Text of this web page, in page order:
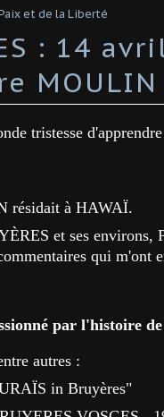
et de la Liberté
: 14
MOULIN
tristesse
résidait à HAWAÏ.
et ses environs,
qui m'ont
par l'histoire
autres :
in Bruyères"